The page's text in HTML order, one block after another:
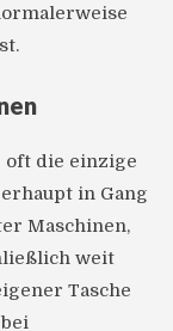
oft die einzige
in Gang
Maschinen,
weit
Tasche